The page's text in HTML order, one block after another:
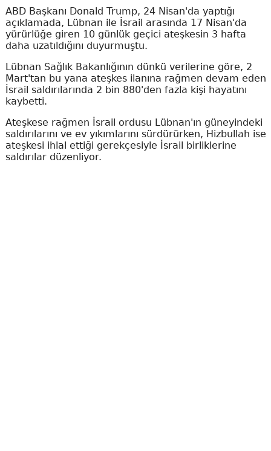
ABD Başkanı Donald Trump, 24 Nisan'da yaptığı
açıklamada, Lübnan ile İsrail arasında 17 Nisan'da
yürürlüğe giren 10 günlük geçici ateşkesin 3 hafta
daha uzatıldığını duyurmuştu.
Lübnan Sağlık Bakanlığının dünkü verilerine göre, 2
Mart'tan bu yana ateşkes ilanına rağmen devam eden
İsrail saldırılarında 2 bin 880'den fazla kişi hayatını
kaybetti.
Ateşkese rağmen İsrail ordusu Lübnan'ın güneyindeki
saldırılarını ve ev yıkımlarını sürdürürken, Hizbullah ise
ateşkesi ihlal ettiği gerekçesiyle İsrail birliklerine
saldırılar düzenliyor.